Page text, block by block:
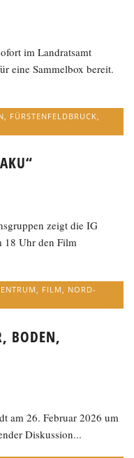
im Landratsamt
eine Sammelbox bereit.
FÜRSTENFELDBRUCK
zeigt die IG
18 Uhr den Film
, FILM, NORD-
BODEN,
am 26. Februar 2026 um
Diskussion...